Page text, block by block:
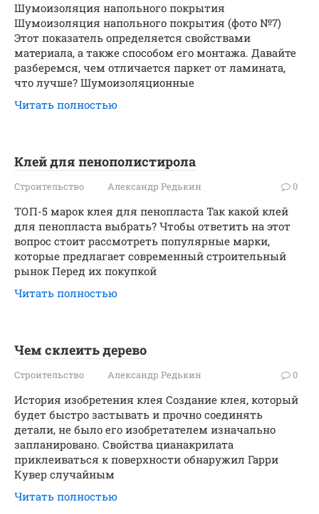
Шумоизоляция напольного покрытия
Шумоизоляция напольного покрытия (фото №7)
Этот показатель определяется свойствами
материала, а также способом его монтажа. Давайте
разберемся, чем отличается паркет от ламината,
что лучше? Шумоизоляционные
Читать полностью
Клей для пенополистирола
Строительство Александр Редькин 0
ТОП-5 марок клея для пенопласта Так какой клей
для пенопласта выбрать? Чтобы ответить на этот
вопрос стоит рассмотреть популярные марки,
которые предлагает современный строительный
рынок Перед их покупкой
Читать полностью
Чем склеить дерево
Строительство Александр Редькин 0
История изобретения клея Создание клея, который
будет быстро застывать и прочно соединять
детали, не было его изобретателем изначально
запланировано. Свойства цианакрилата
приклеиваться к поверхности обнаружил Гарри
Кувер случайным
Читать полностью